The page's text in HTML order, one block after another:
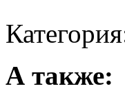
А также: